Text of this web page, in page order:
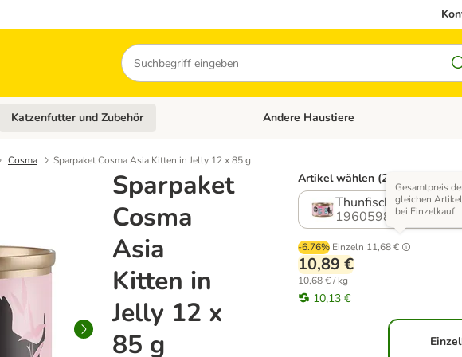
Suchen
Kategorie-Menü öffnen: Hundefutter und Zubehör
Katzenfutter und Zubehör Kategorie-Menü öffnen: Katzenfutter und
Andere Haustiere
Cosma Sparpaket Cosma Asia Kitten in Jelly 12 x 85 g
Sparpaket
Cosma
Asia
Kitten in
Jelly 12 x
85 g
Artikel wählen (2 Varianten)
Thunfisch mit
1960598.0
-6.76% Einzeln 11,68 €
Gesamtpreis
gleichen Artikel
bei Einzelkauf
10,89 €
10,68 € / kg
10,13 €